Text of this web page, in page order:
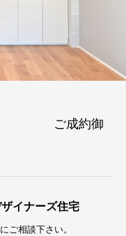
約御
イナーズ住宅
ご相談下さい。